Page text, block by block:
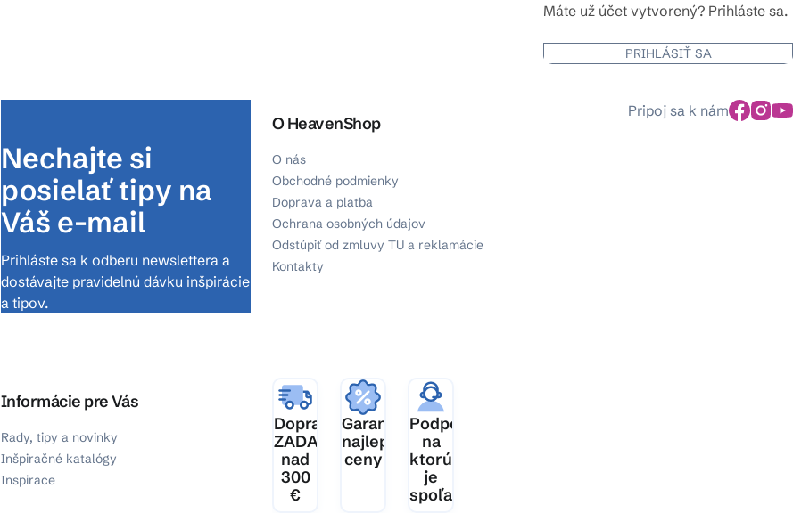
Máte už účet vytvorený? Prihláste sa.
PRIHLÁSIŤ SA
Nechajte si
posielať tipy na
Váš e-mail
Prihláste sa k odberu newslettera a
dostávajte pravidelnú dávku inšpirácie
a tipov.
O HeavenShop
O nás
Obchodné podmienky
Doprava a platba
Ochrana osobných údajov
Odstúpiť od zmluvy TU a reklamácie
Kontakty
Pripoj sa k nám
Informácie pre Vás
Rady, tipy a novinky
Inšpiračné katalógy
Inspirace
Doprava
ZADARMO
nad
300
€
Garancia
najlepšej
ceny
Podpora,
na
ktorú
je
spoľahnutie